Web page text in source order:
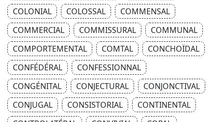
COLONIAL
COLOSSAL
COMMENSAL
COMMERCIAL
COMMISSURAL
COMMUNAL
COMPORTEMENTAL
COMTAL
CONCHOÏDAL
CONFÉDÉRAL
CONFESSIONNAL
CONGÉNITAL
CONJECTURAL
CONJONCTIVAL
CONJUGAL
CONSISTORIAL
CONTINENTAL